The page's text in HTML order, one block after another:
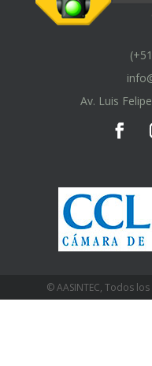
Av. Luis
© AASINTEC, Todos